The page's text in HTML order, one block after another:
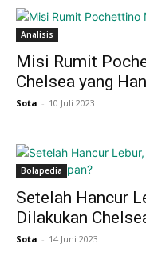
Analisis
Misi Rumit
Chelsea yang
Sota - 10 Juli 2023
Bolapedia
Setelah Hancur
Dilakukan
Sota - 14 Juni 2023